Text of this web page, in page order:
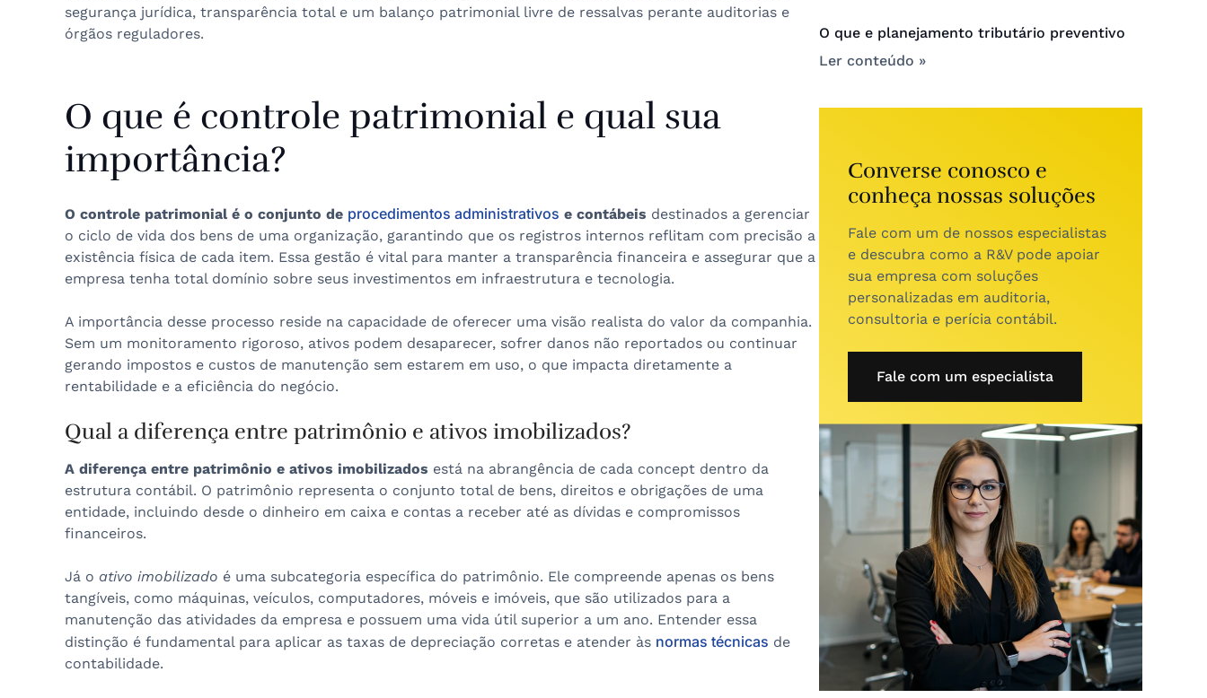
segurança jurídica, transparência total e um balanço patrimonial livre de ressalvas perante auditorias e
órgãos reguladores.
O que é controle patrimonial e qual sua
importância?
O controle patrimonial é o conjunto de procedimentos administrativos e contábeis destinados a gerenciar
o ciclo de vida dos bens de uma organização, garantindo que os registros internos reflitam com precisão a
existência física de cada item. Essa gestão é vital para manter a transparência financeira e assegurar que a
empresa tenha total domínio sobre seus investimentos em infraestrutura e tecnologia.
A importância desse processo reside na capacidade de oferecer uma visão realista do valor da companhia.
Sem um monitoramento rigoroso, ativos podem desaparecer, sofrer danos não reportados ou continuar
gerando impostos e custos de manutenção sem estarem em uso, o que impacta diretamente a
rentabilidade e a eficiência do negócio.
Qual a diferença entre patrimônio e ativos imobilizados?
A diferença entre patrimônio e ativos imobilizados está na abrangência de cada concept dentro da
estrutura contábil. O patrimônio representa o conjunto total de bens, direitos e obrigações de uma
entidade, incluindo desde o dinheiro em caixa e contas a receber até as dívidas e compromissos
financeiros.
Já o ativo imobilizado é uma subcategoria específica do patrimônio. Ele compreende apenas os bens
tangíveis, como máquinas, veículos, computadores, móveis e imóveis, que são utilizados para a
manutenção das atividades da empresa e possuem uma vida útil superior a um ano. Entender essa
distinção é fundamental para aplicar as taxas de depreciação corretas e atender às normas técnicas de
contabilidade.
O que e planejamento tributário preventivo
Ler conteúdo »
Converse conosco e
conheça nossas soluções
Fale com um de nossos especialistas
e descubra como a R&V pode apoiar
sua empresa com soluções
personalizadas em auditoria,
consultoria e perícia contábil.
Fale com um especialista